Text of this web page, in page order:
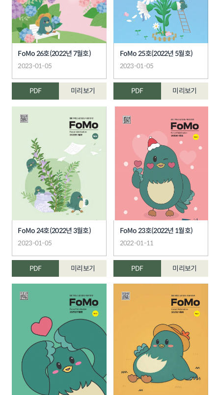
FoMo 26호(2022년 7월호)
2023-01-05
PDF 미리보기
FoMo 25호(2022년 5월호)
2023-01-05
PDF 미리보기
FoMo 24호(2022년 3월호)
2023-01-05
PDF 미리보기
FoMo 23호(2022년 1월호)
2022-01-11
PDF 미리보기